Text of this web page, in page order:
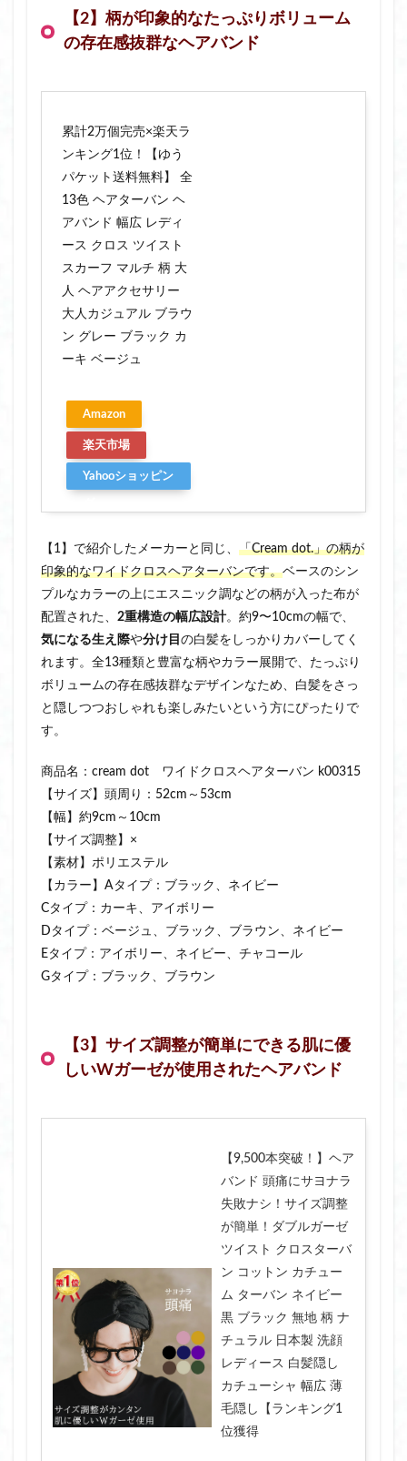
【2】柄が印象的なたっぷりボリューム
の存在感抜群なヘアバンド
累計2万個完売×楽天ラ
ンキング1位！【ゆう
パケット送料無料】 全
13色 ヘアターバン ヘ
アバンド 幅広 レディ
ース クロス ツイスト
スカーフ マルチ 柄 大
人 ヘアアクセサリー
大人カジュアル ブラウ
ン グレー ブラック カ
ーキ ベージュ
Amazon
楽天市場
Yahooショッピン
【1】で紹介したメーカーと同じ、 「Cream dot.」の柄が
印象的なワイドクロスヘアターバンです。ベースのシン
プルなカラーの上にエスニック調などの柄が入った布が
配置された、 2重構造の幅広設計。約9〜10cmの幅で、
気になる生え際や分け目 の白髪をしっかりカバーしてく
れます。全13種類と豊富な柄やカラー展開で、たっぷり
ボリュームの存在感抜群なデザインなため、白髪をさっ
と隠しつつおしゃれも楽しみたいという方にぴったりで
す。
商品名：cream dot ワイドクロスヘアターバン k00315
【サイズ】頭周り：52cm～53cm
【幅】約9cm～10cm
【サイズ調整】×
【素材】ポリエステル
【カラー】Aタイプ：ブラック、ネイビー
Cタイプ：カーキ、アイボリー
Dタイプ：ベージュ、ブラック、ブラウン、ネイビー
Eタイプ：アイボリー、ネイビー、チャコール
Gタイプ：ブラック、ブラウン
【3】サイズ調整が簡単にできる肌に優
しいWガーゼが使用されたヘアバンド
【9,500本突破！】ヘア
バンド 頭痛にサヨナラ
失敗ナシ！サイズ調整
が簡単！ダブルガーゼ
ツイスト クロスターバ
ン コットン カチュー
ム ターバン ネイビー
黒 ブラック 無地 柄 ナ
チュラル 日本製 洗顔
レディース 白髪隠し
カチューシャ 幅広 薄
毛隠し【ランキング1
位獲得